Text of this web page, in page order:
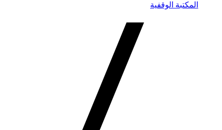
المكتبة الوقفية